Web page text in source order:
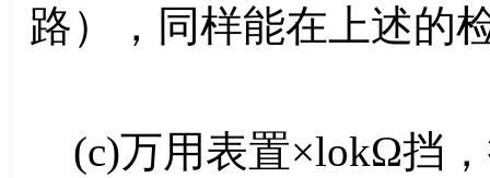
路），同样能在上述的
(c)万用表置×lokΩ挡，